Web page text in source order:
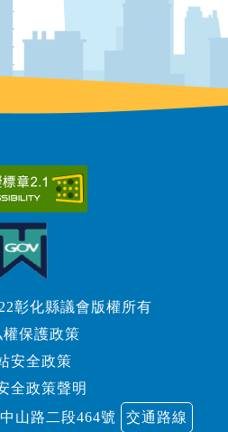
彰化縣議會版權所有
權保護政策
安全政策
全政策聲明
山路二段464號
交通路線